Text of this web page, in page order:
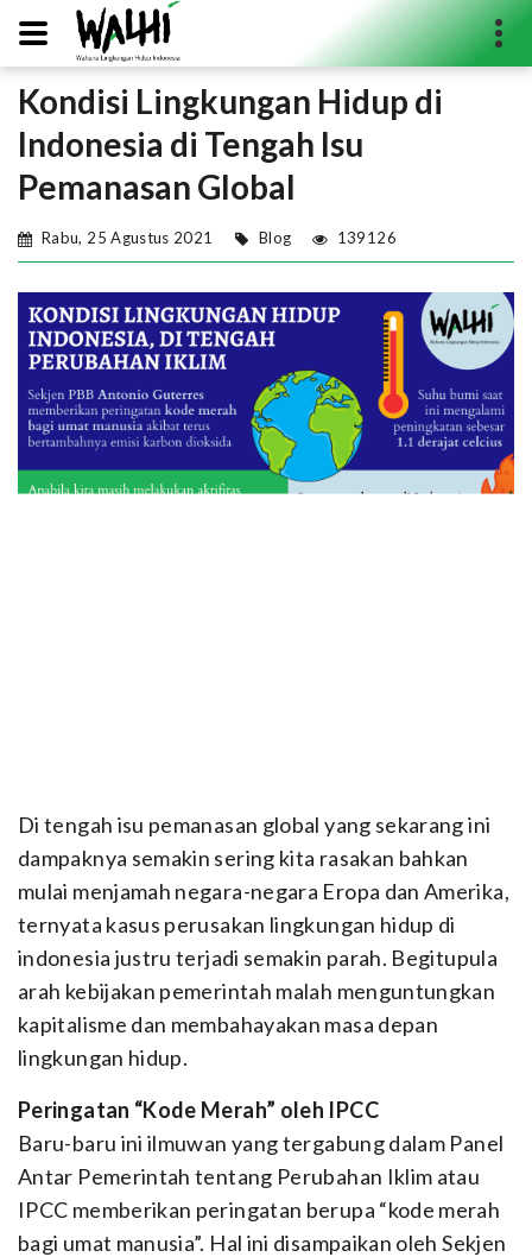
Kondisi Lingkungan Hidup di
Indonesia di Tengah Isu
Pemanasan Global
Rabu, 25 Agustus 2021 Blog 139126
Di tengah isu pemanasan global yang sekarang ini
dampaknya semakin sering kita rasakan bahkan
mulai menjamah negara-negara Eropa dan Amerika,
ternyata kasus perusakan lingkungan hidup di
indonesia justru terjadi semakin parah. Begitupula
arah kebijakan pemerintah malah menguntungkan
kapitalisme dan membahayakan masa depan
lingkungan hidup.
Peringatan “Kode Merah” oleh IPCC
Baru-baru ini ilmuwan yang tergabung dalam Panel
Antar Pemerintah tentang Perubahan Iklim atau
IPCC memberikan peringatan berupa “kode merah
bagi umat manusia”. Hal ini disampaikan oleh Sekjen